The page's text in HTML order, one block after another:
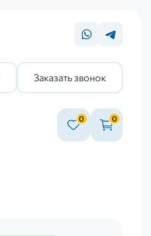
Заказать звонок
0 0